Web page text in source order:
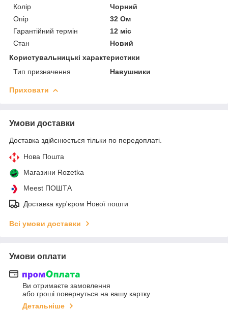
Колір
Чорний
Опір
32 Ом
Гарантійний термін
12 міс
Стан
Новий
Користувальницькі характеристики
Тип призначення
Навушники
Приховати
Умови доставки
Доставка здійснюється тільки по передоплаті.
Нова Пошта
Магазини Rozetka
Meest ПОШТА
Доставка кур'єром Нової пошти
Всі умови доставки
Умови оплати
Ви отримаєте замовлення
або гроші повернуться на вашу картку
Детальніше